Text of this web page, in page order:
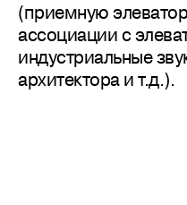
(приемную
ассоциации с
индустриальные
архитектора и т.д.).